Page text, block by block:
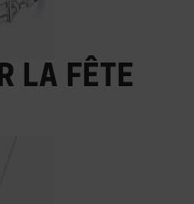
la fête